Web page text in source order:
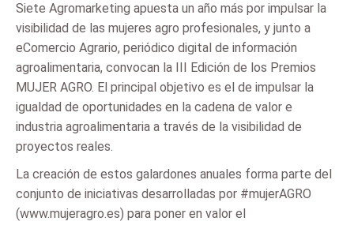
Siete Agromarketing apuesta un año más por impulsar la
visibilidad de las mujeres agro profesionales, y junto a
eComercio Agrario, periódico digital de información
agroalimentaria, convocan la III Edición de los Premios
MUJER AGRO. El principal objetivo es el de impulsar la
igualdad de oportunidades en la cadena de valor e
industria agroalimentaria a través de la visibilidad de
proyectos reales.
La creación de estos galardones anuales forma parte del
conjunto de iniciativas desarrolladas por #mujerAGRO
(www.mujeragro.es) para poner en valor el